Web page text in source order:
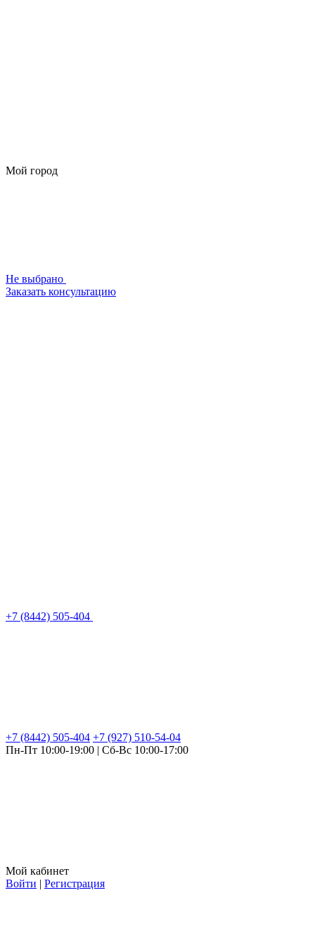
Мой город
Не выбрано
Заказать консультацию
+7 (8442) 505-404
+7 (8442) 505-404 +7 (927) 510-54-04
Пн-Пт 10:00-19:00 | Сб-Вс 10:00-17:00
Мой кабинет
Войти | Регистрация